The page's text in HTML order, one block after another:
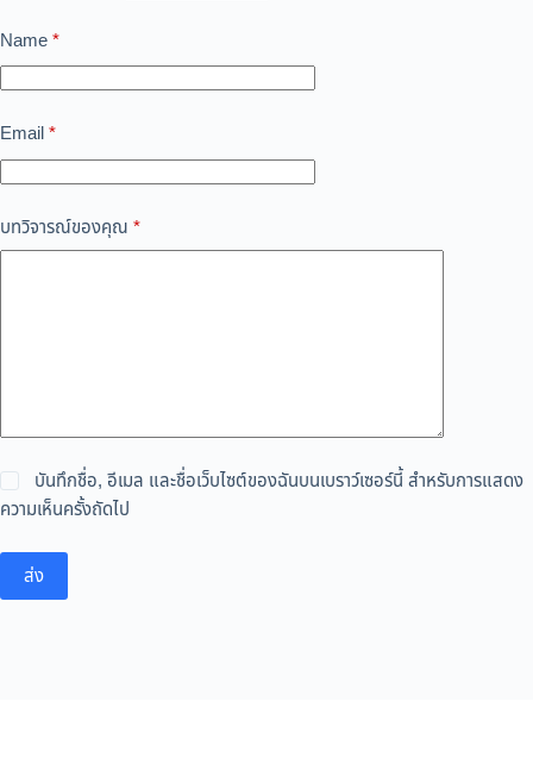
Name*
Email*
บทวิจารณ์ของคุณ *
บันทึกชื่อ, อีเมล และชื่อเว็บไซต์ของฉันบนเบราว์เซอร์นี้ สำหรับการแสดง
ความเห็นครั้งถัดไป
ส่ง